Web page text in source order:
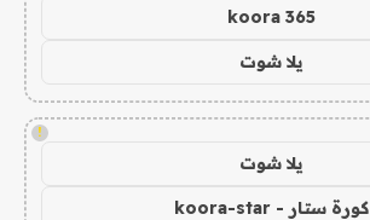
koora 365
يلا شوت
!
يلا شوت
كورة ستار - koora-star